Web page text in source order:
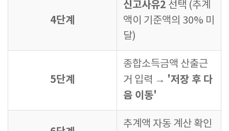
4단계
신고사유2 선택 (추계
액이 기준액의 30% 미
달)
5단계
종합소득금액 산출근
거 입력 → '저장 후 다
음 이동'
추계액 자동 계산 확인